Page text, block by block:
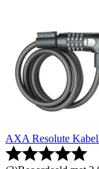
AXA Resolute